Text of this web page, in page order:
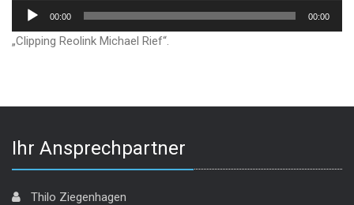
Audio-
00:00 00:00
„Clipping Reolink Michael Rief“.
Ihr Ansprechpartner
Thilo Ziegenhagen